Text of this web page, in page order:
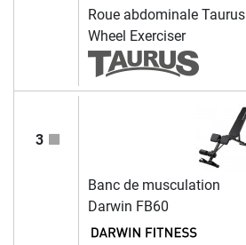
Roue abdominale Taurus
Wheel Exerciser
3
Banc de musculation
Darwin FB60